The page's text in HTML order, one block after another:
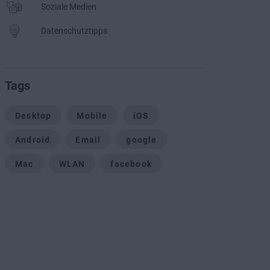
Soziale Medien
Datenschutztipps
Tags
Desktop Mobile iOS
Android Email google
Mac WLAN facebook